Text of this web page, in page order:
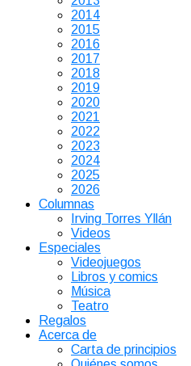
2014
2015
2016
2017
2018
2019
2020
2021
2022
2023
2024
2025
2026
Columnas
Irving Torres Yllán
Videos
Especiales
Videojuegos
Libros y comics
Música
Teatro
Regalos
Acerca de
Carta de principios